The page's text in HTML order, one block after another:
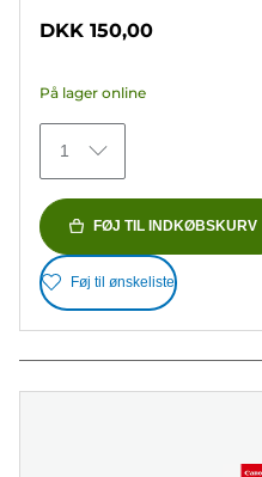
af
stjerner.
41
anmeldelser
DKK 150,00
På lager online
1
FØJ TIL INDKØBSKURV
Føj til ønskeliste